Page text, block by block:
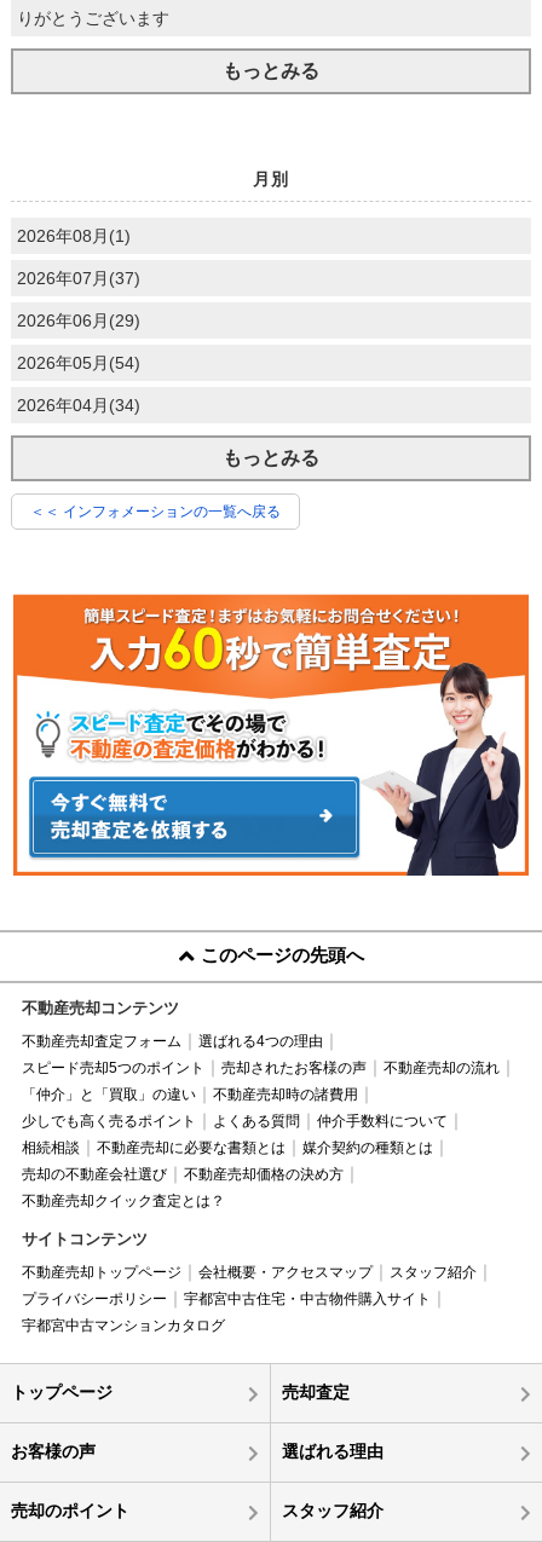
りがとうございます
もっとみる
月別
2026年08月(1)
2026年07月(37)
2026年06月(29)
2026年05月(54)
2026年04月(34)
もっとみる
＜＜ インフォメーションの一覧へ戻る
このページの先頭へ
不動産売却コンテンツ
不動産売却査定フォーム
選ばれる4つの理由
スピード売却5つのポイント
売却されたお客様の声
不動産売却の流れ
「仲介」と「買取」の違い
不動産売却時の諸費用
少しでも高く売るポイント
よくある質問
仲介手数料について
相続相談
不動産売却に必要な書類とは
媒介契約の種類とは
売却の不動産会社選び
不動産売却価格の決め方
不動産売却クイック査定とは？
サイトコンテンツ
不動産売却トップページ 会社概要・アクセスマップ
スタッフ紹介
プライバシーポリシー
宇都宮中古住宅・中古物件購入サイト
宇都宮中古マンションカタログ
トップページ 売却査定
お客様の声 選ばれる理由
売却のポイント スタッフ紹介